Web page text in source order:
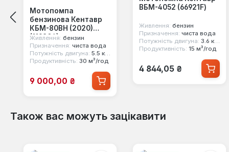
Мотопомпа
бензинова Кентавр
КБМ-80ВН (2020)
(119804)
Живлення: бензин
Призначення: чиста вода
Потужність двигуна: 5.5 к.с.
Продуктивність: 30 м³/год
Ціна продажу:
9 000,00 ₴
ВБМ-4052 (66921F)
Живлення: бензин
Призначення: чиста вода
Потужність двигуна: 3.6 к.с.
Продуктивність: 15 м³/год
Звичайна ціна:
4 844,05 ₴
Також вас можуть зацікавити